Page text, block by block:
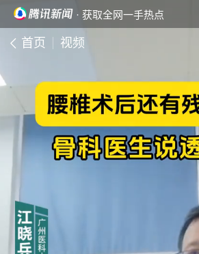
· 获取全网一手热点
首页 视频